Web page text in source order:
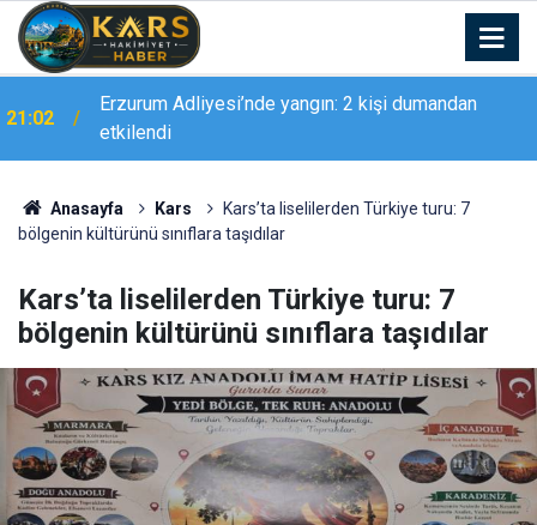
21:02
Erzurum Adliyesi’nde yangın: 2 kişi dumandan
etkilendi
Anasayfa Kars
Kars’ta liselilerden Türkiye turu: 7
bölgenin kültürünü sınıflara taşıdılar
Kars’ta liselilerden Türkiye turu: 7
bölgenin kültürünü sınıflara taşıdılar